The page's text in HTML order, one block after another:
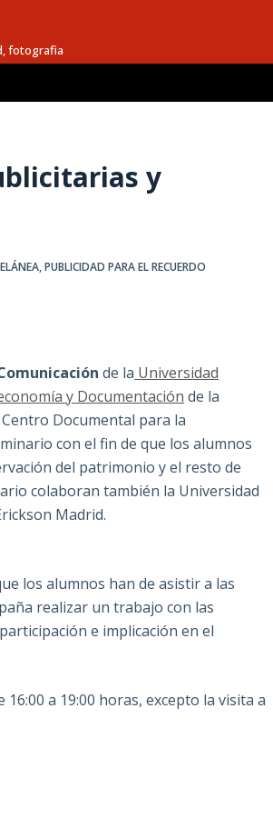
fotografia
y
,PUBLICIDAD PARA EL RECUERDO
de la Universidad
y Documentación de la
Centro Documental para la
con el fin de que los alumnos
del patrimonio y el resto de
colaboran también la Universidad
Madrid.
los alumnos han de asistir a las
realizar un trabajo con las
e implicación en el
a 19:00 horas, excepto la visita a